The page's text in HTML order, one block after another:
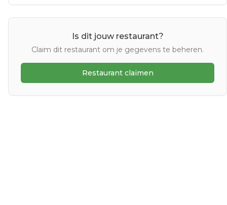
Is dit jouw restaurant?
Claim dit restaurant om je gegevens te beheren.
Restaurant claimen